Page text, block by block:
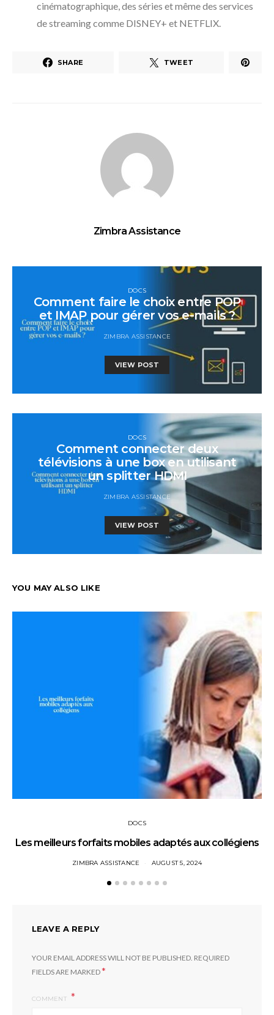
cinématographique, des séries et même des services
de streaming comme DISNEY+ et NETFLIX.
SHARE TWEET
Zimbra Assistance
DOCS
Comment faire le choix entre POP
et IMAP pour gérer vos e-mails ?
ZIMBRA ASSISTANCE
VIEW POST
DOCS
Comment connecter deux
télévisions à une box en utilisant
un splitter HDMI
ZIMBRA ASSISTANCE
VIEW POST
YOU MAY ALSO LIKE
DOCS
Les meilleurs forfaits mobiles adaptés aux collégiens
ZIMBRA ASSISTANCE AUGUST 5, 2024
LEAVE A REPLY
YOUR EMAIL ADDRESS WILL NOT BE PUBLISHED. REQUIRED
FIELDS ARE MARKED*
COMMENT